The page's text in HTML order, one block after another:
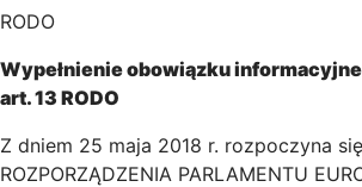
RODO
Wypełnienie obowiązku
art. 13 RODO
Z dniem 25 maja 2018 r. rozpoczyna
ROZPORZĄDZENIA PARLAMENTU